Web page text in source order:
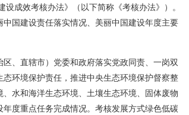
成效考核办法》（以下简称《考核办法》）。
国建设责任落实情况、美丽中国建设年度主要
、直辖市）党委和政府落实党政同责、一岗双
环境保护责任，推进中央生态环境保护督察整
水和海洋生态环境、土壤生态环境、固体废物
度重点任务完成情况。考核发展方式绿色低碳